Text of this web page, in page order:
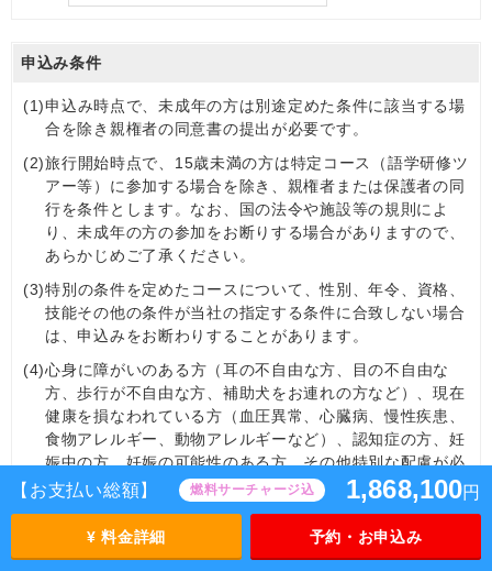
【お支払い総額】 燃料サーチャージ込 1,868,100円
¥ 料金詳細 予約・お申込み
申込み条件
(1)申込み時点で、未成年の方は別途定めた条件に該当する場
合を除き親権者の同意書の提出が必要です。
(2)旅行開始時点で、15歳未満の方は特定コース（語学研修ツ
アー等）に参加する場合を除き、親権者または保護者の同
行を条件とします。なお、国の法令や施設等の規則によ
り、未成年の方の参加をお断りする場合がありますので、
あらかじめご了承ください。
(3)特別の条件を定めたコースについて、性別、年令、資格、
技能その他の条件が当社の指定する条件に合致しない場合
は、申込みをお断わりすることがあります。
(4)心身に障がいのある方（耳の不自由な方、目の不自由な
方、歩行が不自由な方、補助犬をお連れの方など）、現在
健康を損なわれている方（血圧異常、心臓病、慢性疾患、
食物アレルギー、動物アレルギーなど）、認知症の⽅、妊
娠中の方、妊娠の可能性のある方、その他特別な配慮が必
要とされる方は、その旨を旅行契約の申込み時にお申し出
ください。当社は可能かつ合理的な範囲内でこれに応じま
す。お客様の状況および旅行中に必要とされる措置につい
ては、あらためて当社よりお伺いします。（旅行契約の成